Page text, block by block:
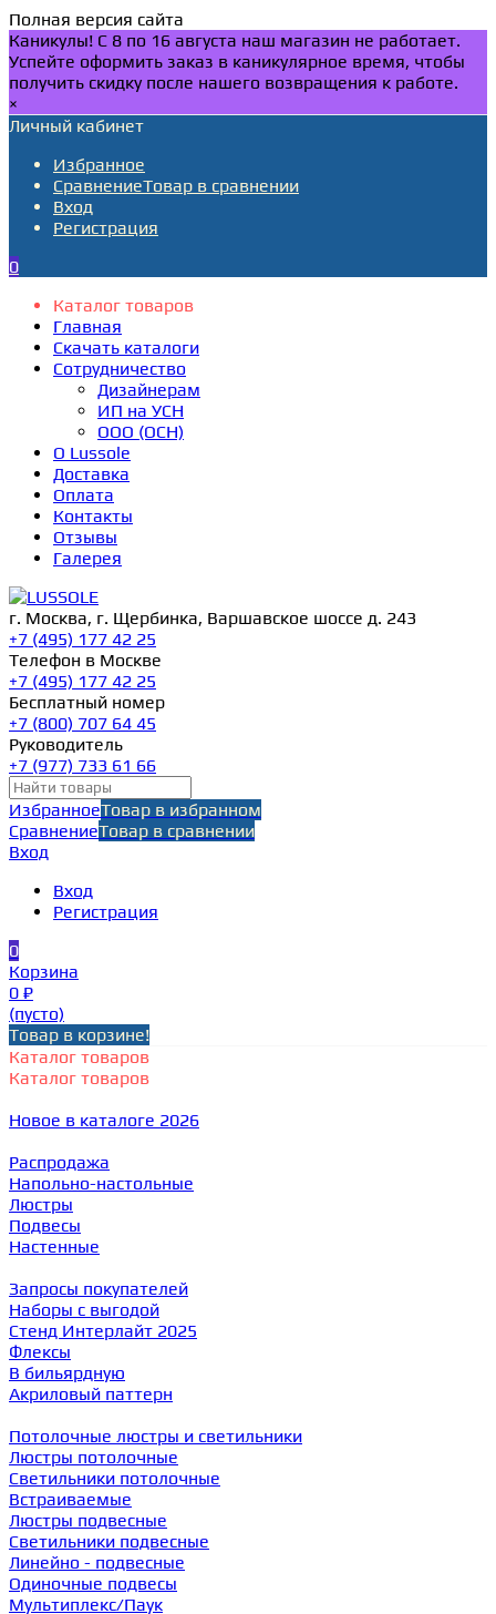
Полная версия сайта
Каникулы! С 8 по 16 августа наш магазин не работает.
Успейте оформить заказ в каникулярное время, чтобы
получить скидку после нашего возвращения к работе.
×
Личный кабинет
Избранное
СравнениеТовар в сравнении
Вход
Регистрация
0
Каталог товаров
Главная
Скачать каталоги
Сотрудничество
Дизайнерам
ИП на УСН
ООО (ОСН)
О Lussole
Доставка
Оплата
Контакты
Отзывы
Галерея
г. Москва, г. Щербинка, Варшавское шоссе д. 243
+7 (495) 177 42 25
Телефон в Москве
+7 (495) 177 42 25
Бесплатный номер
+7 (800) 707 64 45
Руководитель
+7 (977) 733 61 66
ИзбранноеТовар в избранном
СравнениеТовар в сравнении
Вход
Вход
Регистрация
0
Корзина
0 ₽
(пусто)
Товар в корзине!
Каталог товаров
Каталог товаров
Новое в каталоге 2026
Распродажа
Напольно-настольные
Люстры
Подвесы
Настенные
Запросы покупателей
Наборы с выгодой
Стенд Интерлайт 2025
Флексы
В бильярдную
Акриловый паттерн
Потолочные люстры и светильники
Люстры потолочные
Светильники потолочные
Встраиваемые
Люстры подвесные
Светильники подвесные
Линейно - подвесные
Одиночные подвесы
Мультиплекс/Паук